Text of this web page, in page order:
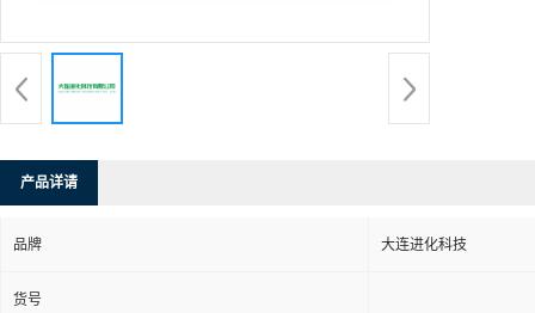
产品详请
品牌 大连进化科技
货号